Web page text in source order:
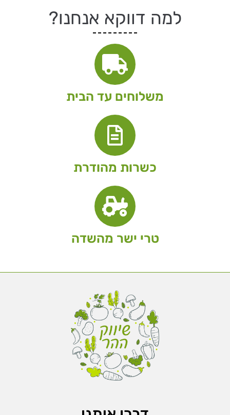
למה דווקא אנחנו?
משלוחים עד הבית
כשרות מהודרת
טרי ישר מהשדה